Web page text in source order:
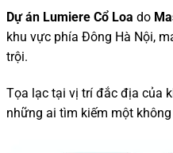
Dự án Lumiere Cổ Loa do
khu vực phía Đông Hà Nội,
trội.
Tọa lạc tại vị trí đắc địa của
những ai tìm kiếm một